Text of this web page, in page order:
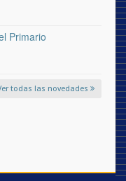
Primario
todas las novedades